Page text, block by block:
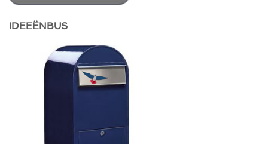
IDEEËNBUS